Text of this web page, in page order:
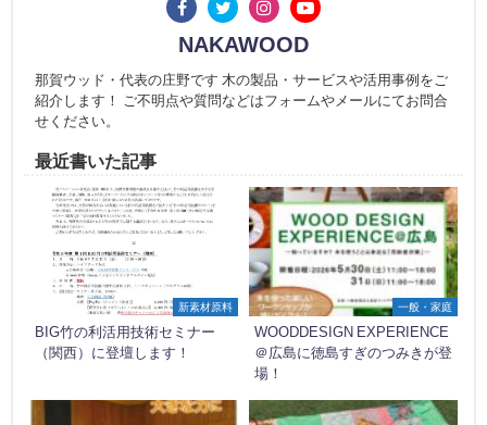
NAKAWOOD
那賀ウッド・代表の庄野です 木の製品・サービスや活用事例をご
紹介します！ ご不明点や質問などはフォームやメールにてお問合
せください。
最近書いた記事
新素材原料
BIG竹の利活用技術セミナー
（関西）に登壇します！
一般・家庭
WOODDESIGN EXPERIENCE
＠広島に徳島すぎのつみきが登
場！